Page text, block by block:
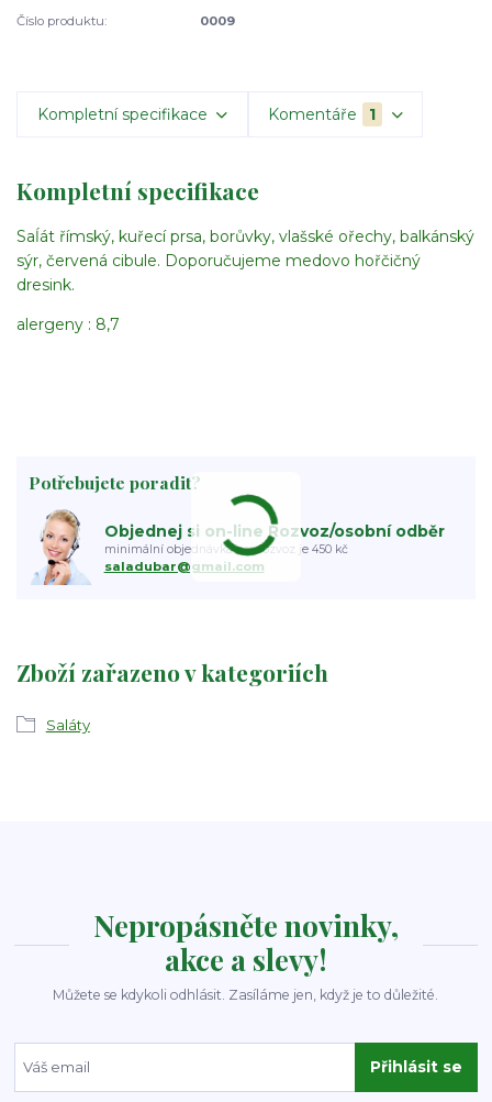
Číslo produktu: 0009
Kompletní specifikace Komentáře 1
Kompletní specifikace
Saĺát římský, kuřecí prsa, borůvky, vlašské ořechy, balkánský
sýr, červená cibule. Doporučujeme medovo hořčičný
dresink.
alergeny : 8,7
Zboží zařazeno v kategoriích
Saláty
Potřebujete poradit?
Objednej si on-line Rozvoz/osobní odběr
minimální objednávka pro rozvoz je 450 kč
saladubar@gmail.com
Nepropásněte novinky,
akce a slevy!
Můžete se kdykoli odhlásit. Zasíláme jen, když je to důležité.
Přihlásit se